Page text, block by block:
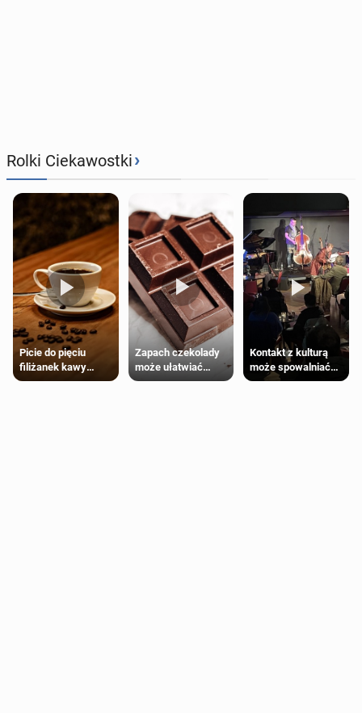
Rolki Ciekawostki›
Picie do pięciu
filiżanek kawy
dziennie jest
Zapach czekolady
może ułatwiać
trening siłowy
Kontakt z kulturą
może spowalniać
starzenie